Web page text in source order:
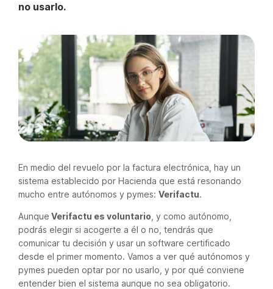
no usarlo.
En medio del revuelo por la factura electrónica, hay un
sistema establecido por Hacienda que está resonando
mucho entre autónomos y pymes: Verifactu.
Aunque Verifactu es voluntario , y como autónomo,
podrás elegir si acogerte a él o no, tendrás que
comunicar tu decisión y usar un software certificado
desde el primer momento. Vamos a ver qué autónomos y
pymes pueden optar por no usarlo, y por qué conviene
entender bien el sistema aunque no sea obligatorio.